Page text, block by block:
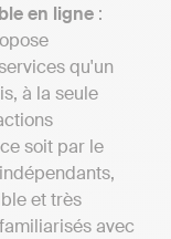
en ligne :
qu'un
à la seule
soit par le
et très
avec